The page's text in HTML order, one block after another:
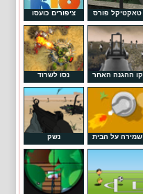
טאקטיקל פורס ציפורים כועסו
קו ההגנה האחר נסו לשרוד
שמירה על הבית נשק